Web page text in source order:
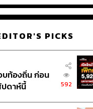
ดก็เช่น มี ‘ข่าวลือ’ ว่ารัฐ
ษี ‘ลาภลอย’ ของบริษัท
กาสต่อไปเมื่อ AI ทำให้คน
อกกฎหมาย ‘คิดภาษีสรรพ
แทนคน เป็นต้น หรือ อย่า
าวสาร’ เพื่อความมั่นคงข
จจะออกกฎเกณฑ์บางอย่า
ที่ดีได้ เป็นต้น
PICKS
ท้องถิ่น ก่อน
ดาห์นี้
592